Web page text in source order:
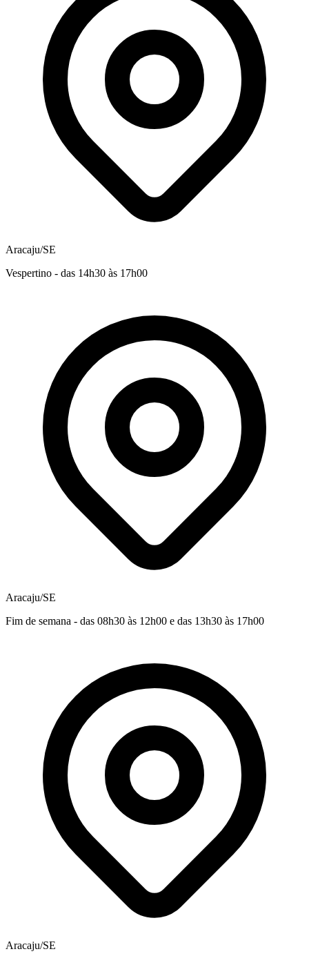
Aracaju/SE
Vespertino - das 14h30 às 17h00
Aracaju/SE
Fim de semana - das 08h30 às 12h00 e das 13h30 às 17h00
Aracaju/SE